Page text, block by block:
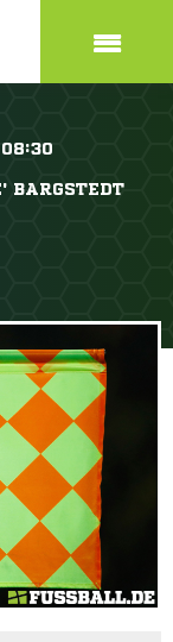
08:30
BARGSTEDT